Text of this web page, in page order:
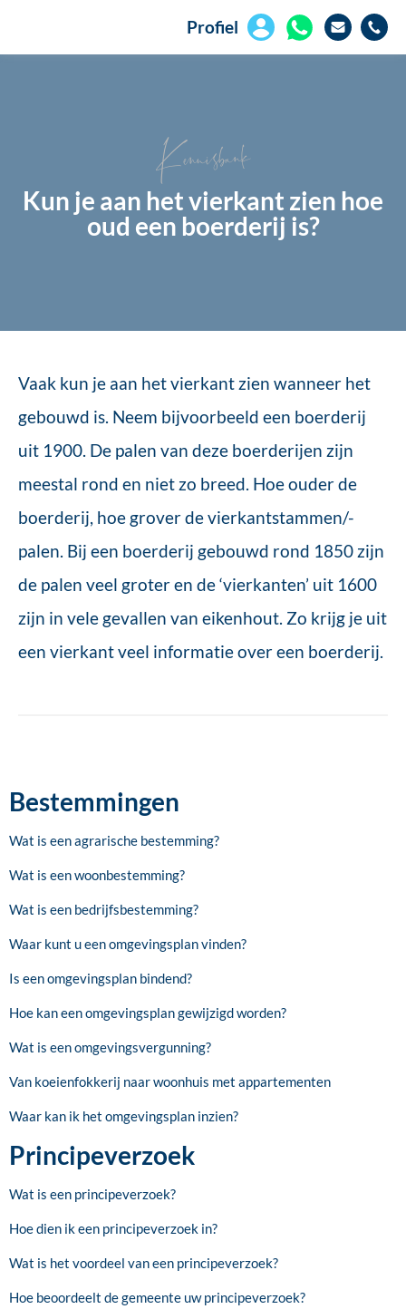
Profiel
Kennisbank
Kun je aan het vierkant zien hoe
oud een boerderij is?
Vaak kun je aan het vierkant zien wanneer het
gebouwd is. Neem bijvoorbeeld een boerderij
uit 1900. De palen van deze boerderijen zijn
meestal rond en niet zo breed. Hoe ouder de
boerderij, hoe grover de vierkantstammen/-
palen. Bij een boerderij gebouwd rond 1850 zijn
de palen veel groter en de ‘vierkanten’ uit 1600
zijn in vele gevallen van eikenhout. Zo krijg je uit
een vierkant veel informatie over een boerderij.
Bestemmingen
Wat is een agrarische bestemming?
Wat is een woonbestemming?
Wat is een bedrijfsbestemming?
Waar kunt u een omgevingsplan vinden?
Is een omgevingsplan bindend?
Hoe kan een omgevingsplan gewijzigd worden?
Wat is een omgevingsvergunning?
Van koeienfokkerij naar woonhuis met appartementen
Waar kan ik het omgevingsplan inzien?
Principeverzoek
Wat is een principeverzoek?
Hoe dien ik een principeverzoek in?
Wat is het voordeel van een principeverzoek?
Hoe beoordeelt de gemeente uw principeverzoek?